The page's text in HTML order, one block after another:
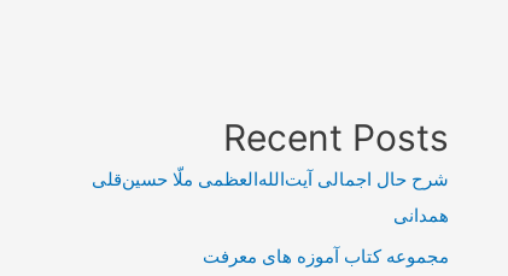
Recent Posts
شرح حال اجمالی آیت‌الله‌العظمی ملّا حسین‌قلی
همدانی
مجموعه کتاب آموزه های معرفت